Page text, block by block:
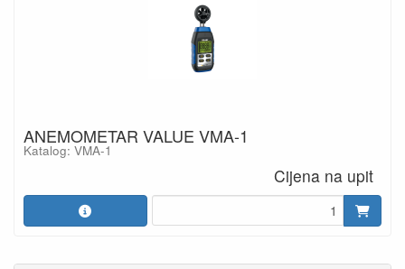
ANEMOMETAR VALUE VMA-1
Katalog: VMA-1
Cijena na upit